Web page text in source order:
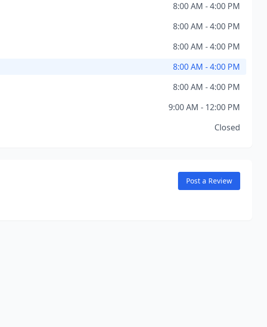
8:00 AM - 4:00 PM
8:00 AM - 4:00 PM
8:00 AM - 4:00 PM
8:00 AM - 4:00 PM
8:00 AM - 4:00 PM
9:00 AM - 12:00 PM
Closed
Post a Review